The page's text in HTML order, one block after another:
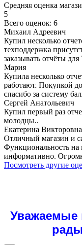
Средняя оценка
5
Всего оценок: 6
Михаил Адреевич
Купил несколько
техподдержка
заказывать отчёты
Мария
Купила несколько
работают. Покупкой
спасибо за систему
Сергей Анатольевич
Купил первый раз
молодцы..
Екатерина Викторовна
Отличный магазин и
Функциональность на
информативно.
Посмотреть другие
Уважаемые